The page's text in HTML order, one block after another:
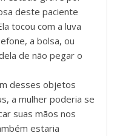
deste paciente
tocou com a luva
a bolsa, ou
de não pegar o
desses objetos
a mulher poderia se
suas mãos nos
estaria